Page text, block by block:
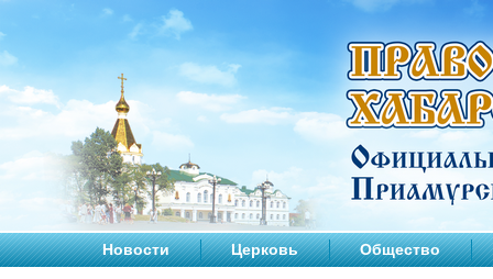
Новости Церковь Общество